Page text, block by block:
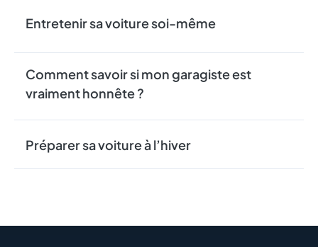
Entretenir sa voiture soi-même
Comment savoir si mon garagiste est
vraiment honnête ?
Préparer sa voiture à l’hiver